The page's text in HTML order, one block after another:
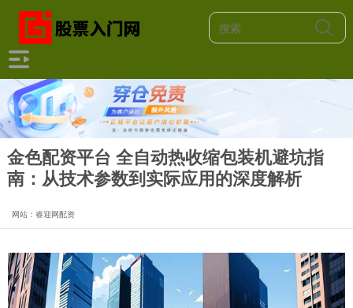
金色配资平台 全自动热收缩包装机避坑指
南：从技术参数到实际应用的深度解析
网站：睿迎网配资